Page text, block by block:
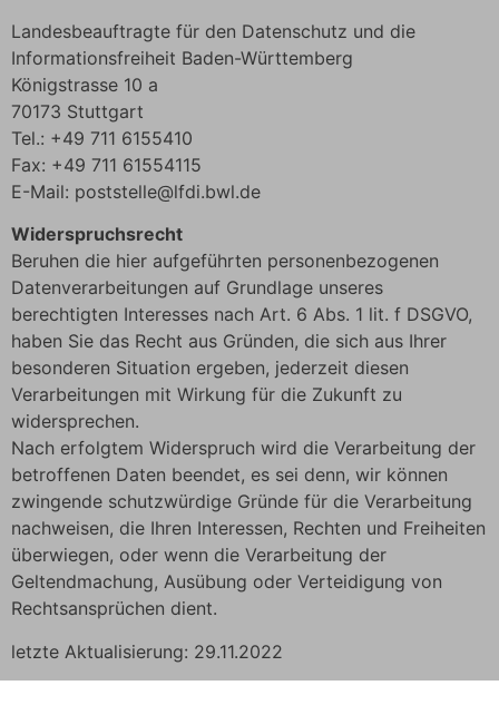
Landesbeauftragte für den Datenschutz und die
Informationsfreiheit Baden-Württemberg
Königstrasse 10 a
70173 Stuttgart
Tel.: +49 711 6155410
Fax: +49 711 61554115
E-Mail: poststelle@lfdi.bwl.de
Widerspruchsrecht
Beruhen die hier aufgeführten personenbezogenen
Datenverarbeitungen auf Grundlage unseres
berechtigten Interesses nach Art. 6 Abs. 1 lit. f DSGVO,
haben Sie das Recht aus Gründen, die sich aus Ihrer
besonderen Situation ergeben, jederzeit diesen
Verarbeitungen mit Wirkung für die Zukunft zu
widersprechen.
Nach erfolgtem Widerspruch wird die Verarbeitung der
betroffenen Daten beendet, es sei denn, wir können
zwingende schutzwürdige Gründe für die Verarbeitung
nachweisen, die Ihren Interessen, Rechten und Freiheiten
überwiegen, oder wenn die Verarbeitung der
Geltendmachung, Ausübung oder Verteidigung von
Rechtsansprüchen dient.
letzte Aktualisierung: 29.11.2022